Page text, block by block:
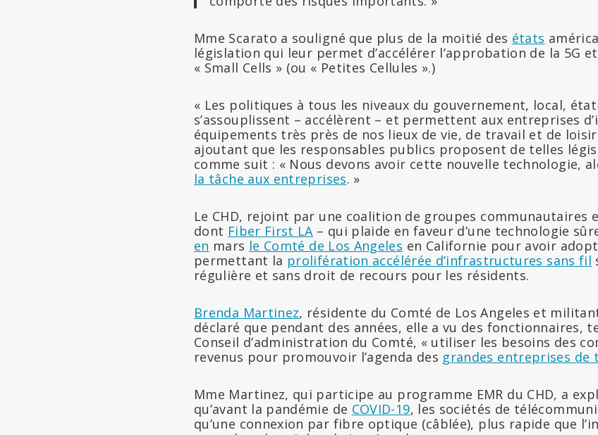
Mme Scarato a souligné que plus de la moitié des états
législation qui leur permet d’accélérer l’approbation de la 5G
« Small Cells » (ou « Petites Cellules ».)
« Les politiques à tous les niveaux du gouvernement, local,
s’assouplissent – accélèrent – et permettent aux entreprises
équipements très près de nos lieux de vie, de travail et de
ajoutant que les responsables publics proposent de telles
comme suit : « Nous devons avoir cette nouvelle technologie,
la tâche aux entreprises. »
Le CHD, rejoint par une coalition de groupes communautaires
dont Fiber First LA– qui plaide en faveur d’une technologie
en mars le Comté de Los Angeles en Californie pour avoir
permettant la prolifération accélérée d’infrastructures sans fil
régulière et sans droit de recours pour les résidents.
Brenda Martinez, résidente du Comté de Los Angeles et
déclaré que pendant des années, elle a vu des fonctionnaires,
Conseil d’administration du Comté, « utiliser les besoins des
revenus pour promouvoir l’agenda des grandes entreprises de
Mme Martinez, qui participe au programme EMR du CHD, a
qu’avant la pandémie de COVID-19, les sociétés de
qu’une connexion par fibre optique (câblée), plus rapide que